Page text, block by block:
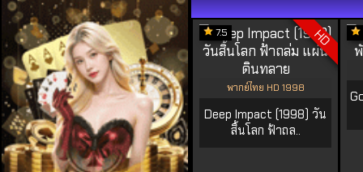
HD
7.5
พากย์ไทย HD 1998
Deep Impact (1998) วัน
สิ้นโลก ฟ้าถล..